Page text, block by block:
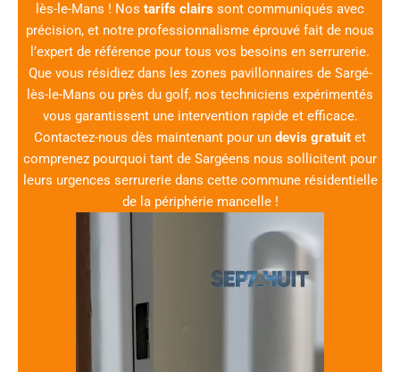
lès-le-Mans ! Nos tarifs clairs sont communiqués avec
précision, et notre professionnalisme éprouvé fait de nous
l’expert de référence pour tous vos besoins en serrurerie.
Que vous résidiez dans les zones pavillonnaires de Sargé-
lès-le-Mans ou près du golf, nos techniciens expérimentés
vous garantissent une intervention rapide et efficace.
Contactez-nous dès maintenant pour un devis gratuit et
comprenez pourquoi tant de Sargéens nous sollicitent pour
leurs urgences serrurerie dans cette commune résidentielle
de la périphérie mancelle !